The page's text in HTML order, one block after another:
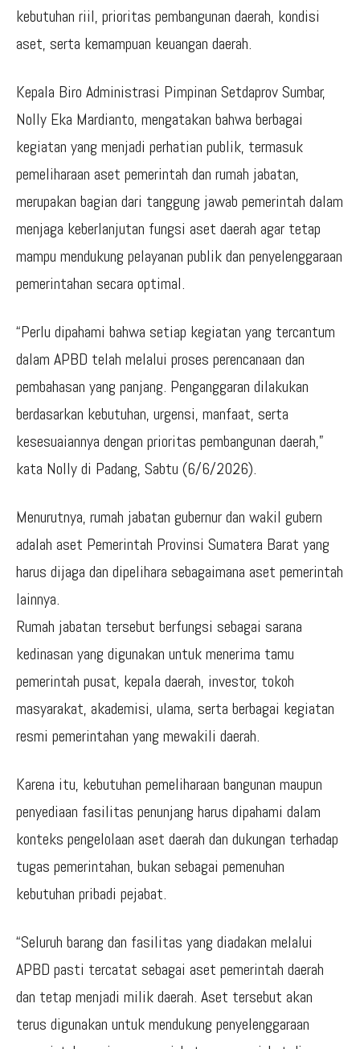
kebutuhan riil, prioritas pembangunan daerah, kondisi
aset, serta kemampuan keuangan daerah.
Kepala Biro Administrasi Pimpinan Setdaprov Sumbar,
Nolly Eka Mardianto, mengatakan bahwa berbagai
kegiatan yang menjadi perhatian publik, termasuk
pemeliharaan aset pemerintah dan rumah jabatan,
merupakan bagian dari tanggung jawab pemerintah dalam
menjaga keberlanjutan fungsi aset daerah agar tetap
mampu mendukung pelayanan publik dan penyelenggaraan
pemerintahan secara optimal.
“Perlu dipahami bahwa setiap kegiatan yang tercantum
dalam APBD telah melalui proses perencanaan dan
pembahasan yang panjang. Penganggaran dilakukan
berdasarkan kebutuhan, urgensi, manfaat, serta
kesesuaiannya dengan prioritas pembangunan daerah,”
kata Nolly di Padang, Sabtu (6/6/2026).
Menurutnya, rumah jabatan gubernur dan wakil gubern
adalah aset Pemerintah Provinsi Sumatera Barat yang
harus dijaga dan dipelihara sebagaimana aset pemerintah
lainnya.
Rumah jabatan tersebut berfungsi sebagai sarana
kedinasan yang digunakan untuk menerima tamu
pemerintah pusat, kepala daerah, investor, tokoh
masyarakat, akademisi, ulama, serta berbagai kegiatan
resmi pemerintahan yang mewakili daerah.
Karena itu, kebutuhan pemeliharaan bangunan maupun
penyediaan fasilitas penunjang harus dipahami dalam
konteks pengelolaan aset daerah dan dukungan terhadap
tugas pemerintahan, bukan sebagai pemenuhan
kebutuhan pribadi pejabat.
“Seluruh barang dan fasilitas yang diadakan melalui
APBD pasti tercatat sebagai aset pemerintah daerah
dan tetap menjadi milik daerah. Aset tersebut akan
terus digunakan untuk mendukung penyelenggaraan